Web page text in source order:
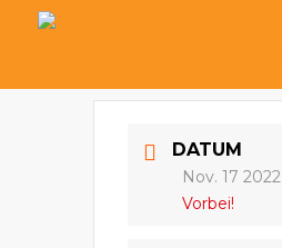
DATUM
Nov. 17 2022
Vorbei!